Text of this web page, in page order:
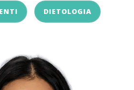
DIETOLOGIA